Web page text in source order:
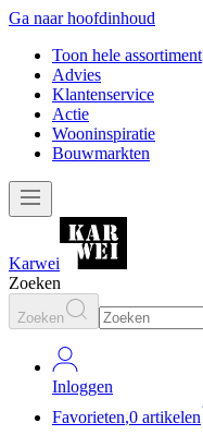
Ga naar hoofdinhoud
Toon hele assortiment
Advies
Klantenservice
Actie
Wooninspiratie
Bouwmarkten
Karwei
Zoeken
Zoeken
Inloggen
Favorieten,0 artikelen